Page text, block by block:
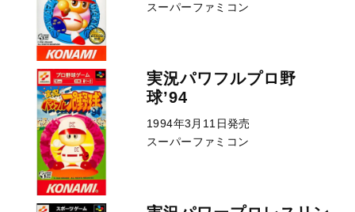
スーパーファミコン
実況パワフルプロ野
球’94
1994年3月11日発売
スーパーファミコン